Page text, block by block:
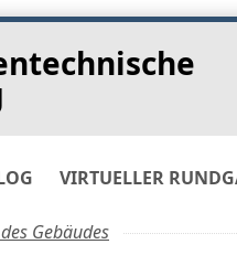
VIRTUELLER
Gebäudes